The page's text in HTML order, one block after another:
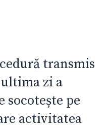
transmis
zi a
socotește pe
activitatea